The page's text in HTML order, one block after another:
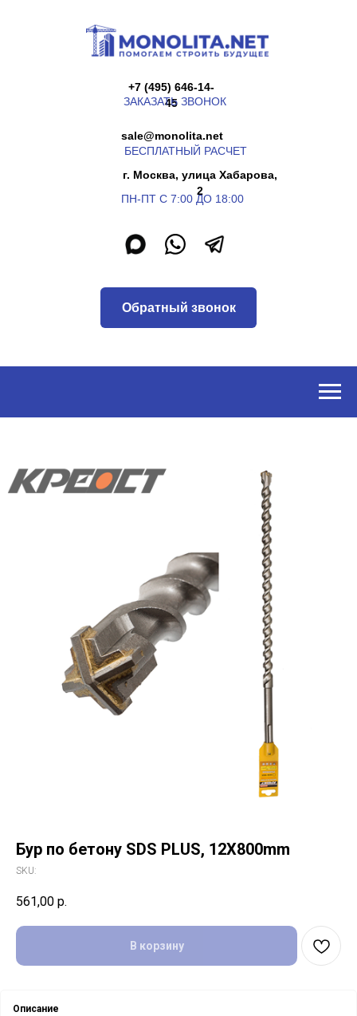
г. Москва, улица Хабарова,
ПН-ПТ С 7:00 ДО 18:00
45
ЗАКАЗАТЬ ЗВОНОК
БЕСПЛАТНЫЙ РАСЧЕТ
Бур пo бетону SDS PLUS, 12X800mm
SKU:
561,00 р.
В корзину
Описание